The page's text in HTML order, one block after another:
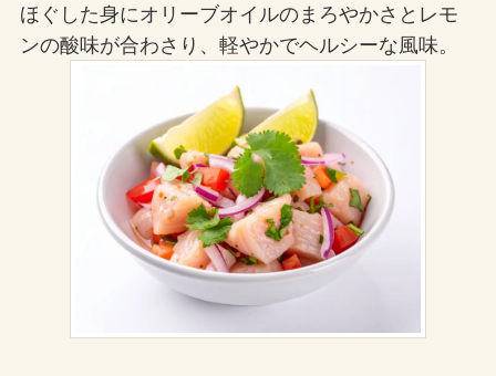
ほぐした身にオリーブオイルのまろやかさとレモ
ンの酸味が合わさり、軽やかでヘルシーな風味。